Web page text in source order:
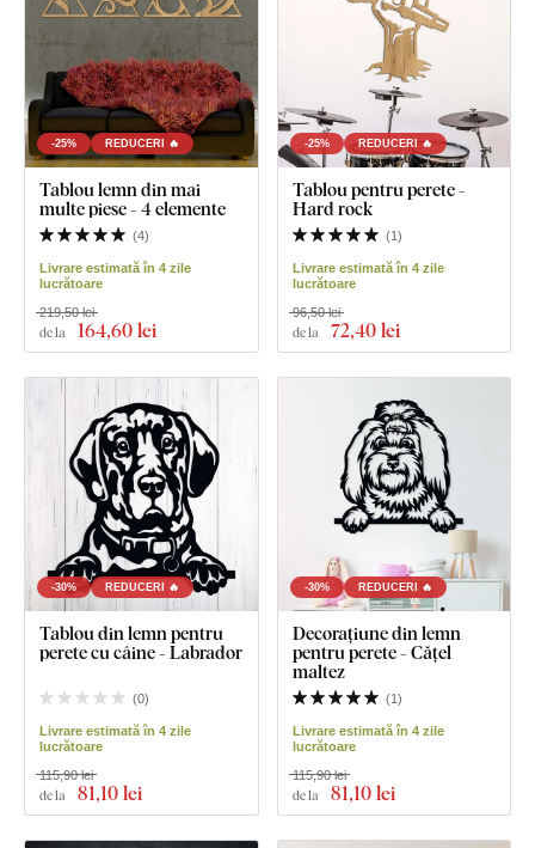
-25% REDUCERI 🔥
Tablou lemn din mai
multe piese - 4 elemente
(4)
Livrare estimată în 4 zile
lucrătoare
de la 164,60 lei
219,50 lei
-25% REDUCERI 🔥
Tablou pentru perete -
Hard rock
(1)
Livrare estimată în 4 zile
lucrătoare
de la 72,40 lei
96,50 lei
-30% REDUCERI 🔥
Tablou din lemn pentru
perete cu câine - Labrador
(0)
Livrare estimată în 4 zile
lucrătoare
de la 81,10 lei
115,90 lei
-30% REDUCERI 🔥
Decorațiune din lemn
pentru perete - Cățel
maltez
(1)
Livrare estimată în 4 zile
lucrătoare
de la 81,10 lei
115,90 lei